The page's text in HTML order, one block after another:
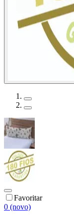
Favoritar
0 (novo)